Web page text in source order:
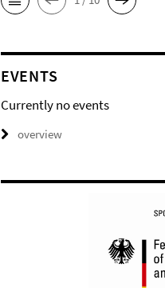
EVENTS
Currently no events
overview